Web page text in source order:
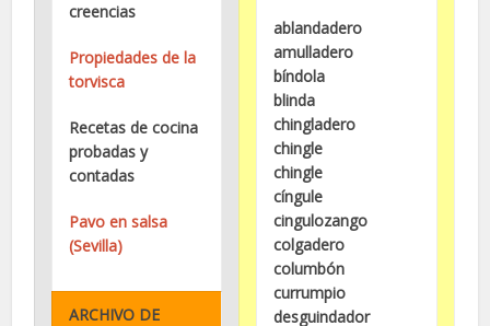
creencias
Propiedades de la
torvisca
Recetas de cocina
probadas y
contadas
Pavo en salsa
(Sevilla)
ARCHIVO DE
ablandadero
amulladero
bíndola
blinda
chingladero
chingle
chingle
cíngule
cingulozango
colgadero
columbón
currumpio
desguindador